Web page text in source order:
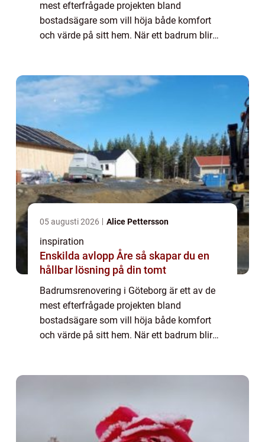
mest efterfrågade projekten bland
bostadsägare som vill höja både komfort
och värde på sitt hem. När ett badrum blir
05 augusti 2026 Alice Pettersson
inspiration
Enskilda avlopp Åre så skapar du en
hållbar lösning på din tomt
Badrumsrenovering i Göteborg är ett av de
mest efterfrågade projekten bland
bostadsägare som vill höja både komfort
och värde på sitt hem. När ett badrum blir